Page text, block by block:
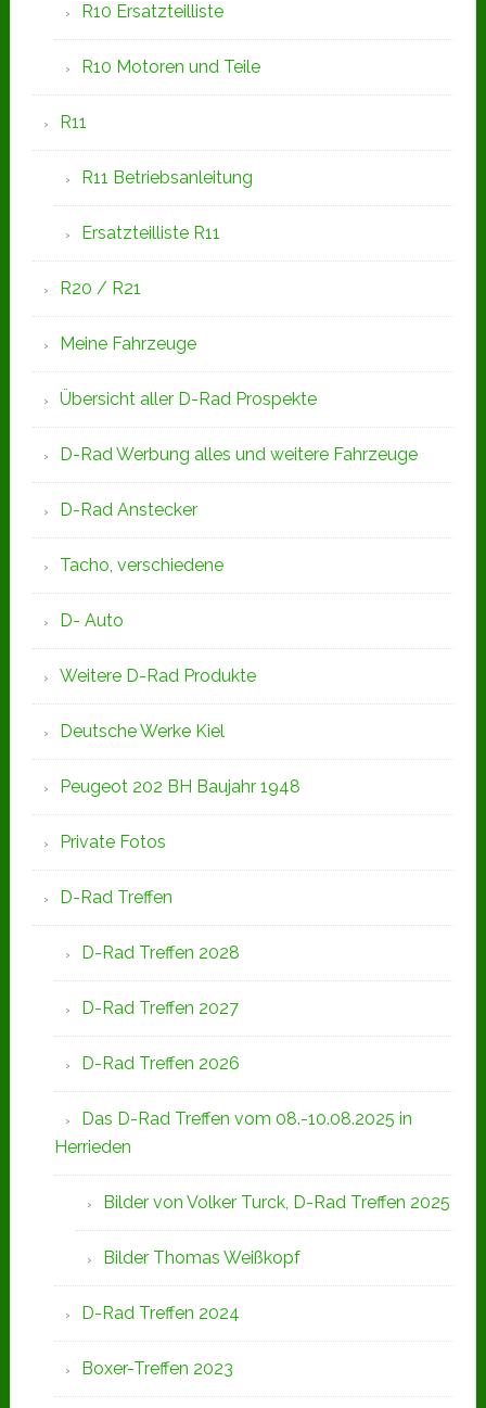
R10 Ersatzteilliste
R10 Motoren und Teile
R11
R11 Betriebsanleitung
Ersatzteilliste R11
R20 / R21
Meine Fahrzeuge
Übersicht aller D-Rad Prospekte
D-Rad Werbung alles und weitere Fahrzeuge
D-Rad Anstecker
Tacho, verschiedene
D- Auto
Weitere D-Rad Produkte
Deutsche Werke Kiel
Peugeot 202 BH Baujahr 1948
Private Fotos
D-Rad Treffen
D-Rad Treffen 2028
D-Rad Treffen 2027
D-Rad Treffen 2026
Das D-Rad Treffen vom 08.-10.08.2025 in
Herrieden
Bilder von Volker Turck, D-Rad Treffen 2025
Bilder Thomas Weißkopf
D-Rad Treffen 2024
Boxer-Treffen 2023